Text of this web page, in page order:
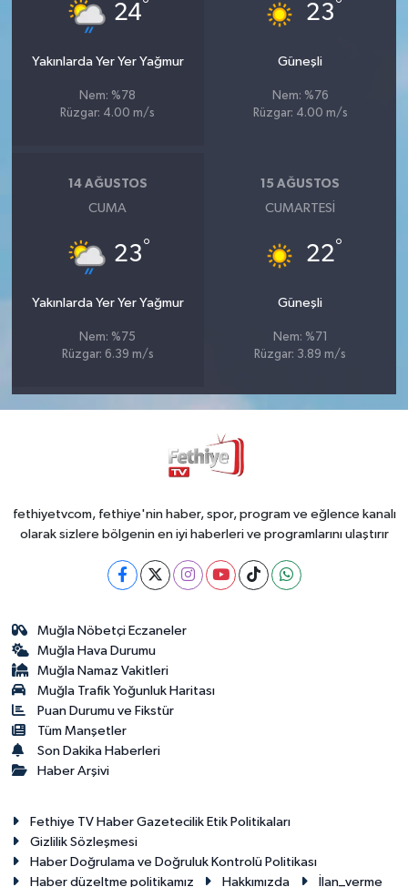
24°
Yakınlarda Yer Yer Yağmur
Nem: %78
Rüzgar: 4.00 m/s
23°
Güneşli
Nem: %76
Rüzgar: 4.00 m/s
14 AĞUSTOS
CUMA
23°
Yakınlarda Yer Yer Yağmur
Nem: %75
Rüzgar: 6.39 m/s
15 AĞUSTOS
CUMARTESI
22°
Güneşli
Nem: %71
Rüzgar: 3.89 m/s
fethiyetvcom, fethiye'nin haber, spor, program ve eğlence kanalı
olarak sizlere bölgenin en iyi haberleri ve programlarını ulaştırır
Muğla Nöbetçi Eczaneler
Muğla Hava Durumu
Muğla Namaz Vakitleri
Muğla Trafik Yoğunluk Haritası
Puan Durumu ve Fikstür
Tüm Manşetler
Son Dakika Haberleri
Haber Arşivi
Fethiye TV Haber Gazetecilik Etik Politikaları
Gizlilik Sözleşmesi
Haber Doğrulama ve Doğruluk Kontrolü Politikası
Haber düzeltme politikamız
Hakkımızda İlan_verme